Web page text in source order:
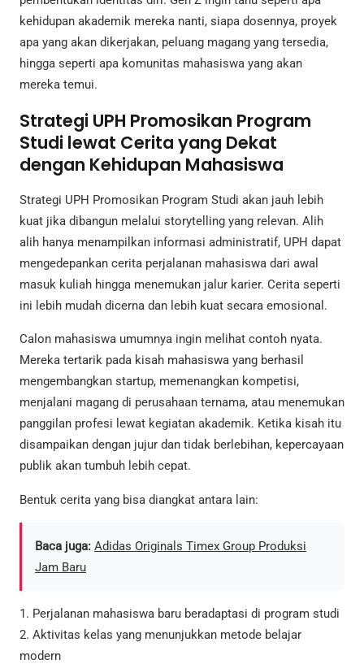
kehidupan akademik mereka nanti, siapa dosennya, proyek
apa yang akan dikerjakan, peluang magang yang tersedia,
hingga seperti apa komunitas mahasiswa yang akan
mereka temui.
Strategi UPH Promosikan Program
Studi lewat Cerita yang Dekat
dengan Kehidupan Mahasiswa
Strategi UPH Promosikan Program Studi akan jauh lebih
kuat jika dibangun melalui storytelling yang relevan. Alih
alih hanya menampilkan informasi administratif, UPH dapat
mengedepankan cerita perjalanan mahasiswa dari awal
masuk kuliah hingga menemukan jalur karier. Cerita seperti
ini lebih mudah dicerna dan lebih kuat secara emosional.
Calon mahasiswa umumnya ingin melihat contoh nyata.
Mereka tertarik pada kisah mahasiswa yang berhasil
mengembangkan startup, memenangkan kompetisi,
menjalani magang di perusahaan ternama, atau menemukan
panggilan profesi lewat kegiatan akademik. Ketika kisah itu
disampaikan dengan jujur dan tidak berlebihan, kepercayaan
publik akan tumbuh lebih cepat.
Bentuk cerita yang bisa diangkat antara lain:
Baca juga: Adidas Originals Timex Group Produksi
Jam Baru
1. Perjalanan mahasiswa baru beradaptasi di program studi
2. Aktivitas kelas yang menunjukkan metode belajar
modern